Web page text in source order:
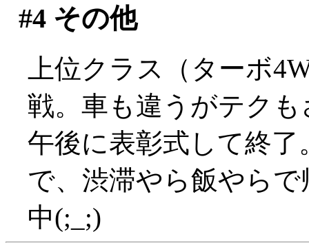
#4その他
上位クラス（ターボ
戦。車も違うがテクも
午後に表彰式して終了
で、渋滞やら飯やら
中(;_;)